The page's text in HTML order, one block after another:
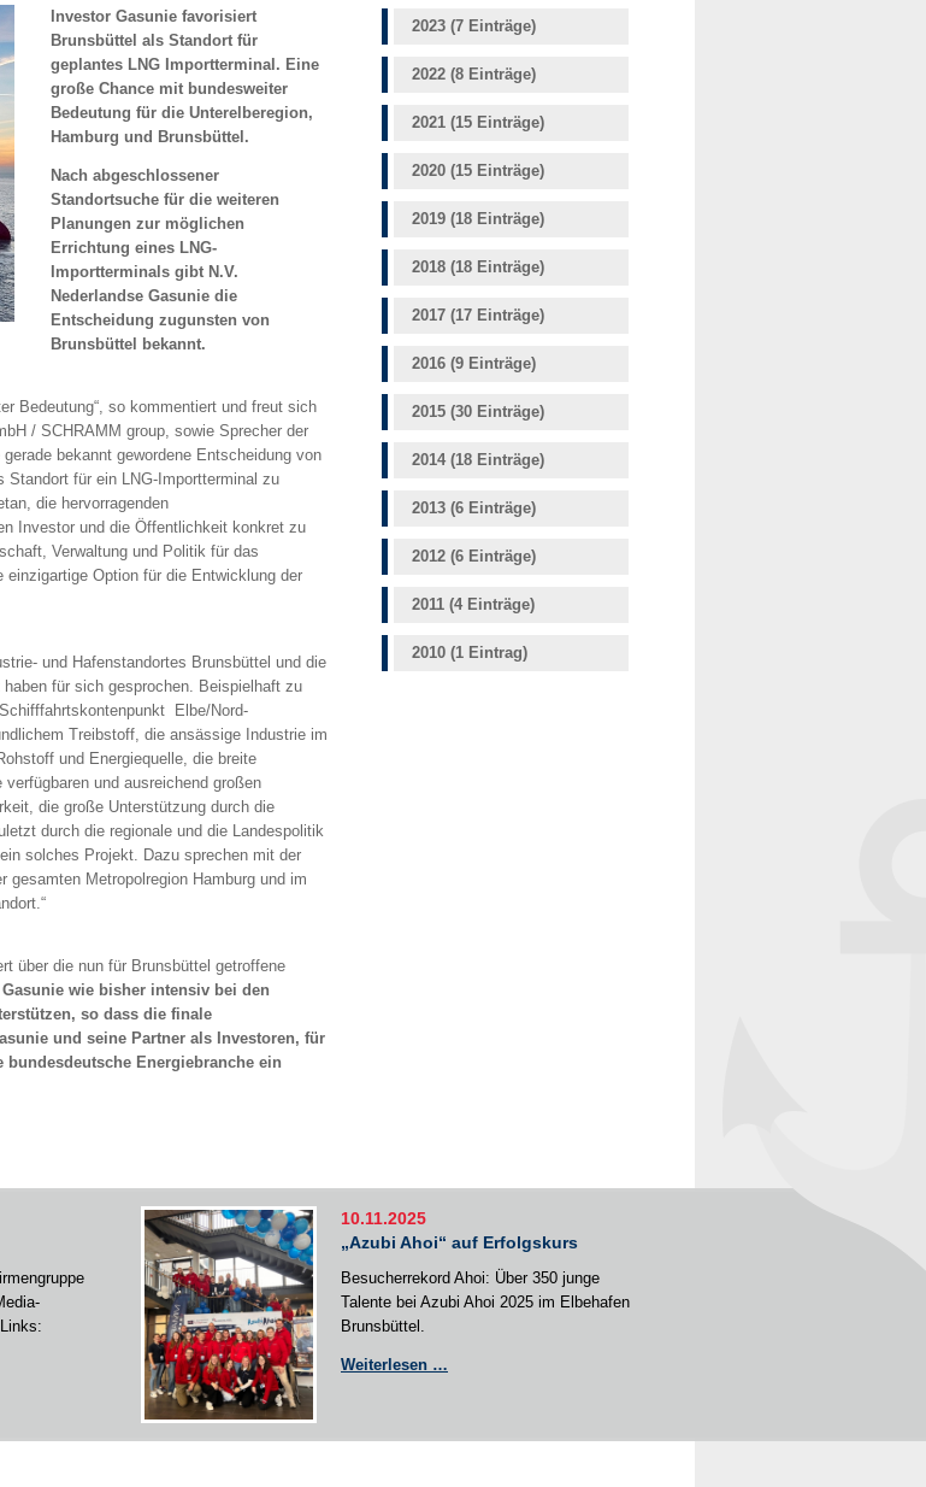
Investor Gasunie favorisiert
Brunsbüttel als Standort für
geplantes LNG Importterminal. Eine
große Chance mit bundesweiter
Bedeutung für die Unterelberegion,
Hamburg und Brunsbüttel.
Nach abgeschlossener
Standortsuche für die weiteren
Planungen zur möglichen
Errichtung eines LNG-
Importterminals gibt N.V.
Nederlandse Gasunie die
Entscheidung zugunsten von
Brunsbüttel bekannt.
Bedeutung“, so kommentiert und freut sich
/ SCHRAMM group, sowie Sprecher der
bekannt gewordene Entscheidung von
für ein LNG-Importterminal zu
die hervorragenden
Investor und die Öffentlichkeit konkret zu
Verwaltung und Politik für das
Option für die Entwicklung der
und Hafenstandortes Brunsbüttel und die
für sich gesprochen. Beispielhaft zu
Elbe/Nord-
Treibstoff, die ansässige Industrie im
und Energiequelle, die breite
und ausreichend großen
die große Unterstützung durch die
durch die regionale und die Landespolitik
solches Projekt. Dazu sprechen mit der
gesamten Metropolregion Hamburg und im
über die nun für Brunsbüttel getroffene
wie bisher intensiv bei den
so dass die finale
und seine Partner als Investoren, für
Energiebranche ein
2023 (7 Einträge)
2022 (8 Einträge)
2021 (15 Einträge)
2020 (15 Einträge)
2019 (18 Einträge)
2018 (18 Einträge)
2017 (17 Einträge)
2016 (9 Einträge)
2015 (30 Einträge)
2014 (18 Einträge)
2013 (6 Einträge)
2012 (6 Einträge)
2011 (4 Einträge)
2010 (1 Eintrag)
10.11.2025
„Azubi Ahoi“ auf Erfolgskurs
Besucherrekord Ahoi: Über 350 junge
Talente bei Azubi Ahoi 2025 im Elbehafen
Brunsbüttel.
Weiterlesen …